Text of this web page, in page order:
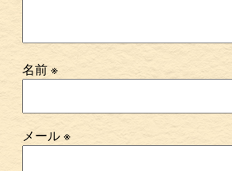
名前※
メール※